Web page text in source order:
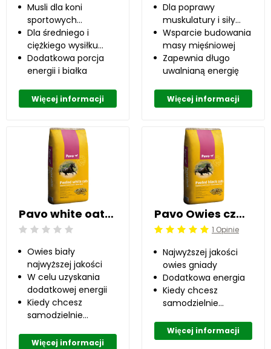
Musli dla koni
sportowych
wszystkich dyscyplin
Dla średniego i
ciężkiego wysiłku
fizycznego
Dodatkowa porcja
energii i białka
Więcej informacji
Dla poprawy
muskulatury i siły
konia
Wsparcie budowania
masy mięśniowej
Zapewnia długo
uwalnianą energię
Więcej informacji
Pavo white oats 20 kg
Beoordeling: 0/5
Owies biały
najwyższej jakości
W celu uzyskania
dodatkowej energii
Kiedy chcesz
samodzielnie
dawkę żywieniową.
Więcej informacji
Pavo Owies czarny 20 kg
Beoordeling: 5/51 Opinie
Najwyższej jakości
owies gniady
Dodatkowa energia
Kiedy chcesz
samodzielnie
dawkę żywieniową.
Więcej informacji